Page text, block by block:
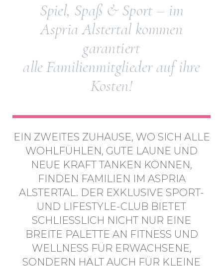
Spiel, Spaß & Sport – im
Aspria Alstertal kommen
garantiert
alle Familienmitglieder auf ihre
Kosten!
EIN ZWEITES ZUHAUSE, WO SICH ALLE
WOHLFÜHLEN, GUTE LAUNE UND
NEUE KRAFT TANKEN KÖNNEN,
FINDEN FAMILIEN IM ASPRIA
ALSTERTAL. DER EXKLUSIVE SPORT-
UND LIFESTYLE-CLUB BIETET
SCHLIESSLICH NICHT NUR EINE B
REITE PALETTE AN FITNESS UND W
ELLNESS FÜR ERWACHSENE, S
ONDERN HÄLT AUCH FÜR KLEINE B